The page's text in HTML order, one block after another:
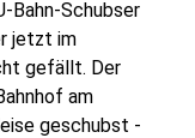
Bahn-Schubser
jetzt im
gefällt. Der
am
geschubst -